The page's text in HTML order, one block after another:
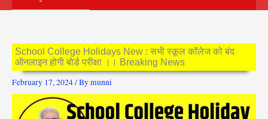
School College Holidays New : सभी स्कूल कॉलेज को बंद
ऑनलाइन होगी बोर्ड परीक्षा ।। Breaking News
February 17, 2024/ Bymunni